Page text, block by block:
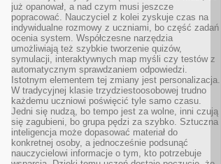
już opanował, a nad czym musi jeszcze
popracować. Nauczyciel z kolei zyskuje czas na
indywidualne rozmowy z uczniami, bo część zadań
ocenia system. Współczesne narzędzia
umożliwiają też szybkie tworzenie quizów,
symulacji, interaktywnych map myśli czy testów z
automatycznym sprawdzaniem odpowiedzi.
Istotnym elementem tej zmiany jest personalizacja.
W tradycyjnej klasie trzydziestoosobowej trudno
każdemu uczniowi poświęcić tyle samo czasu.
Jedni się nudzą, bo tempo jest za wolne, inni czują
się zagubieni, bo grupa pędzi za szybko. Sztuczna
inteligencja może dopasować materiał do
konkretnej osoby, a jednocześnie podsunąć
nauczycielowi informacje o tym, kto potrzebuje